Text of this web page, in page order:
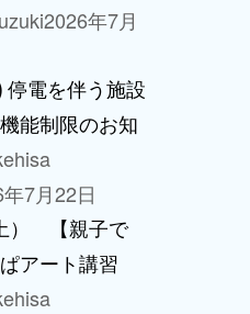
2026年7月
停電を伴う施設
能制限のお知
7月22日
） 【親子で
アート講習